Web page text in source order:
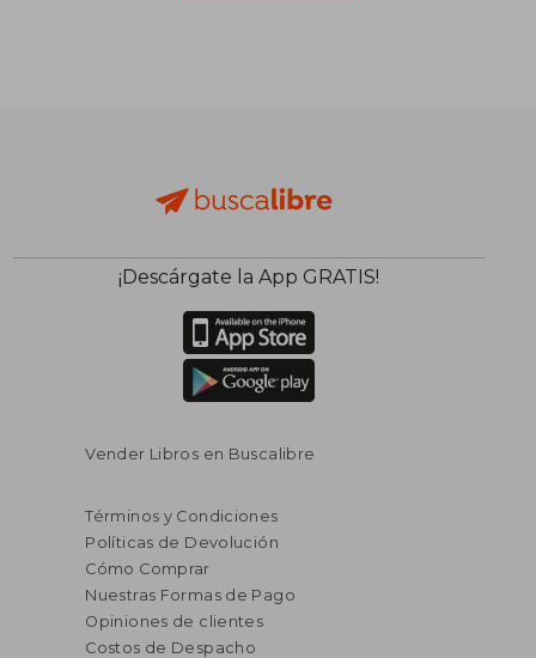
¡Descárgate la App GRATIS!
Vender Libros en Buscalibre
Términos y Condiciones
Políticas de Devolución
Cómo Comprar
Nuestras Formas de Pago
Opiniones de clientes
Costos de Despacho